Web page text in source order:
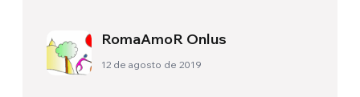
RomaAmoR Onlus
12 de agosto de 2019